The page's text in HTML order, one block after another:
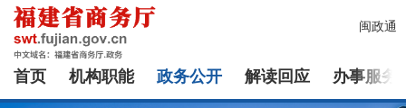
闽政通
首页 机构职能 政务公开 解读回应 办事服务